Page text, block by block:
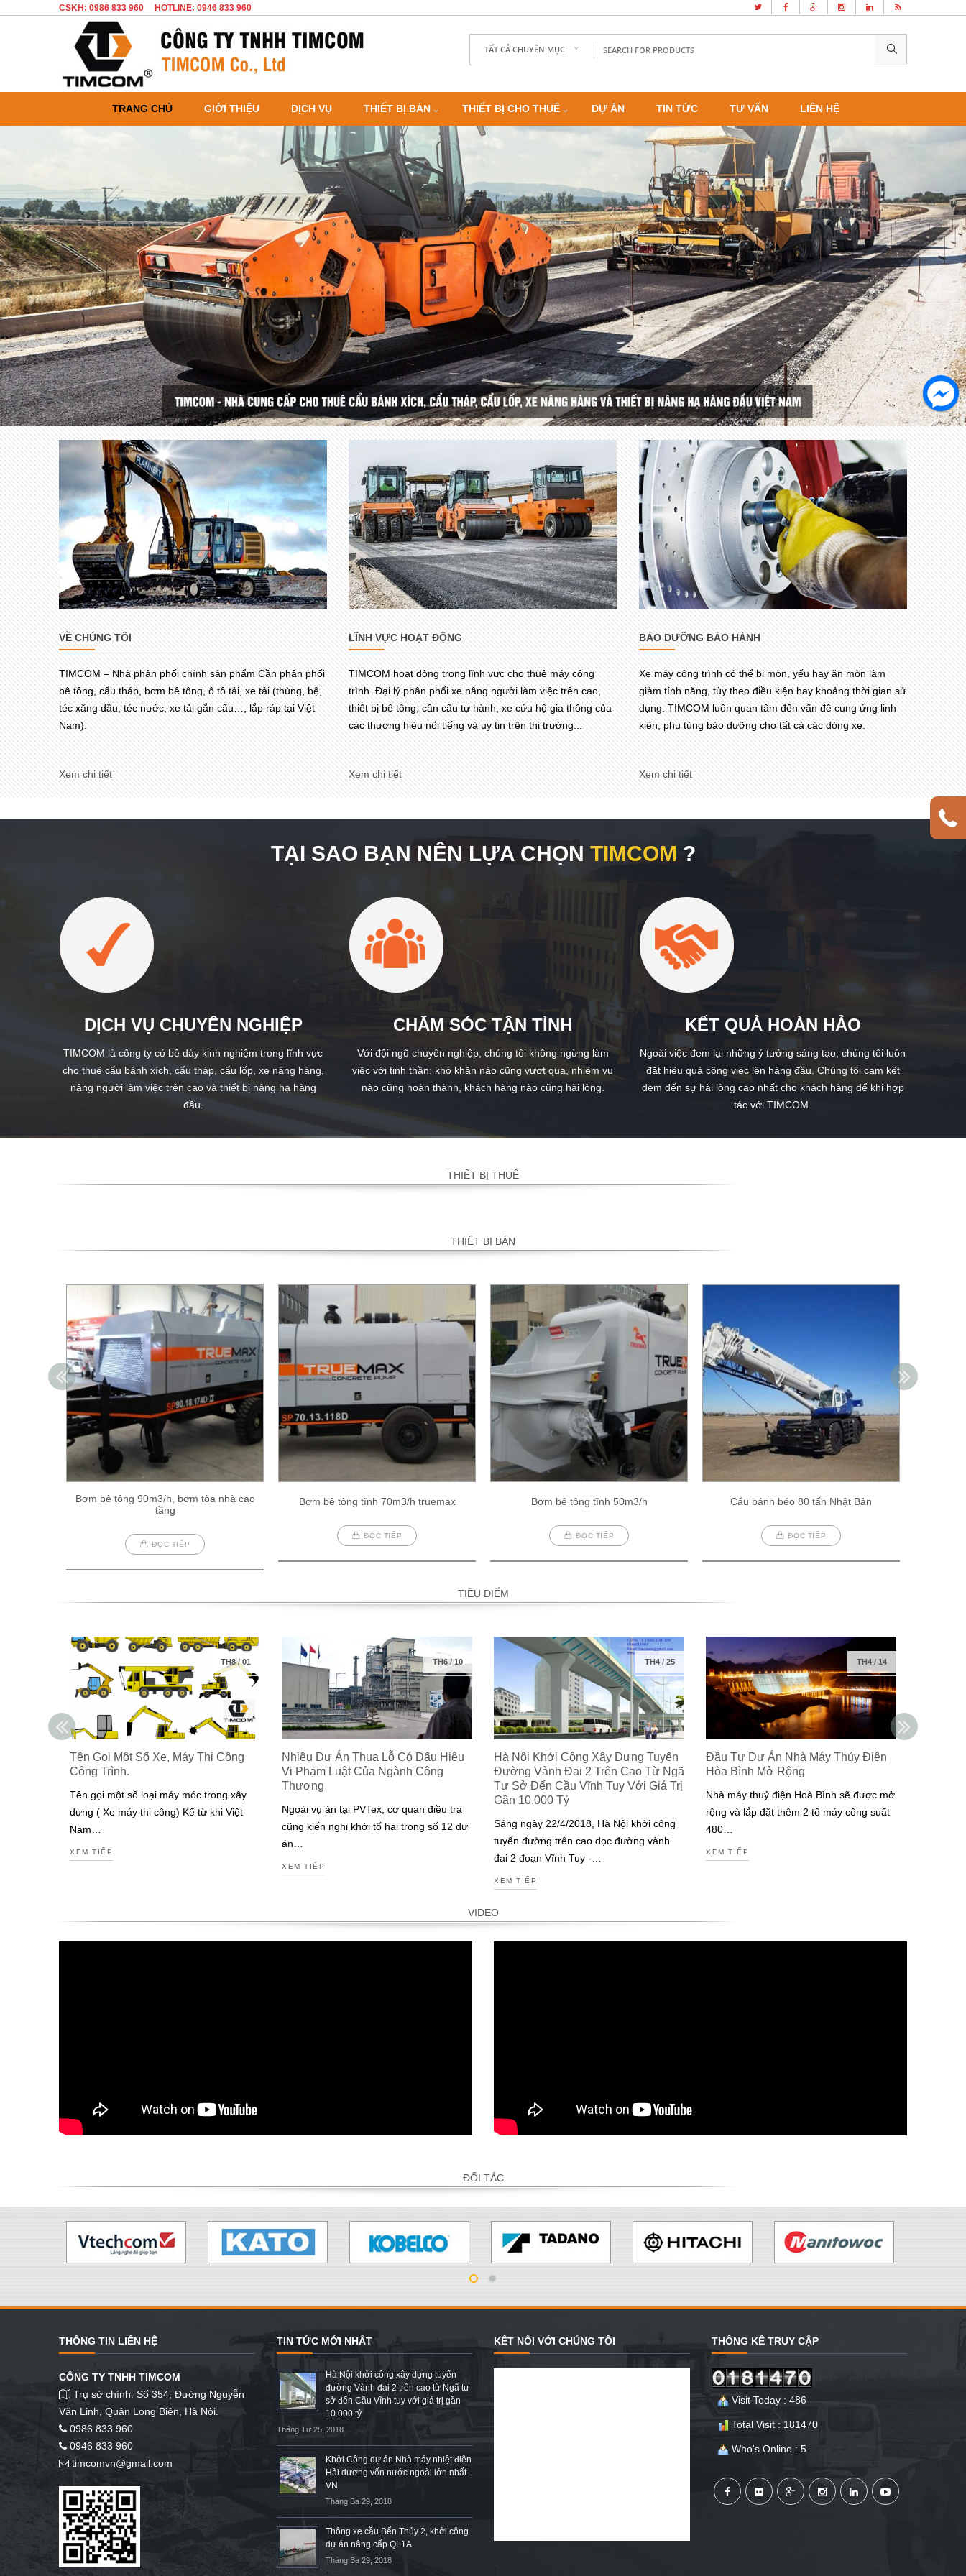
CSKH: 0986 833 960 HOTLINE: 0946 833 960
TẤT CẢ CHUYÊN MỤC
TRANG CHỦ GIỚI THIỆU DỊCH VỤ THIẾT BỊ BÁN THIẾT BỊ CHO THUÊ DỰ ÁN TIN TỨC TƯ VẤN LIÊN HỆ
VỀ CHÚNG TÔI
TIMCOM – Nhà phân phối chính sản phẩm Cần phân phối
bê tông, cẩu tháp, bơm bê tông, ô tô tải, xe tải (thùng, bệ,
téc xăng dầu, téc nước, xe tải gắn cẩu…, lắp ráp tại Việt
Nam).
Xem chi tiết
LĨNH VỰC HOẠT ĐỘNG
TIMCOM hoạt động trong lĩnh vực cho thuê máy công
trình. Đại lý phân phối xe nâng người làm việc trên cao,
thiết bị bê tông, cần cẩu tự hành, xe cứu hộ gia thông của
các thương hiệu nổi tiếng và uy tin trên thị trường...
Xem chi tiết
BẢO DƯỠNG BẢO HÀNH
Xe máy công trình có thể bị mòn, yếu hay ăn mòn làm
giảm tính năng, tùy theo điều kiện hay khoảng thời gian sử
dụng. TIMCOM luôn quan tâm đến vấn đề cung ứng linh
kiện, phụ tùng bảo dưỡng cho tất cả các dòng xe.
Xem chi tiết
TẠI SAO BẠN NÊN LỰA CHỌN TIMCOM ?
DỊCH VỤ CHUYÊN NGHIỆP
TIMCOM là công ty có bề dày kinh nghiệm trong lĩnh vực
cho thuê cẩu bánh xích, cẩu tháp, cẩu lốp, xe nâng hàng,
nâng người làm việc trên cao và thiết bị nâng hạ hàng
đầu.
CHĂM SÓC TẬN TÌNH
Với đội ngũ chuyên nghiệp, chúng tôi không ngừng làm
việc với tinh thần: khó khăn nào cũng vượt qua, nhiệm vụ
nào cũng hoàn thành, khách hàng nào cũng hài lòng.
KẾT QUẢ HOÀN HẢO
Ngoài việc đem lại những ý tưởng sáng tạo, chúng tôi luôn
đặt hiệu quả công việc lên hàng đầu. Chúng tôi cam kết
đem đến sự hài lòng cao nhất cho khách hàng để khi hợp
tác với TIMCOM.
THIẾT BỊ THUÊ
THIẾT BỊ BÁN
Bơm bê tông 90m3/h, bơm tòa nhà cao
tầng
ĐỌC TIẾP
Bơm bê tông tĩnh 70m3/h truemax
ĐỌC TIẾP
Bơm bê tông tĩnh 50m3/h
ĐỌC TIẾP
Cẩu bánh béo 80 tấn Nhật Bản
ĐỌC TIẾP
TIÊU ĐIỂM
TH8/01
Tên Gọi Một Số Xe, Máy Thi Công
Công Trình.
Tên gọi một số loại máy móc trong xây
dựng ( Xe máy thi công) Kể từ khi Việt
Nam…
XEM TIẾP
TH6/10
Nhiều Dự Án Thua Lỗ Có Dấu Hiệu
Vi Phạm Luật Của Ngành Công
Thương
Ngoài vụ án tại PVTex, cơ quan điều tra
cũng kiến nghị khởi tố hai trong số 12 dự
án…
XEM TIẾP
TH4 / 25
Hà Nội Khởi Công Xây Dựng Tuyến
Đường Vành Đai 2 Trên Cao Từ Ngã
Tư Sở Đến Cầu Vĩnh Tuy Với Giá Trị
Gần 10.000 Tỷ
Sáng ngày 22/4/2018, Hà Nội khởi công
tuyến đường trên cao dọc đường vành
đai 2 đoạn Vĩnh Tuy -…
XEM TIẾP
TH4 / 14
Đầu Tư Dự Án Nhà Máy Thủy Điện
Hòa Bình Mở Rộng
Nhà máy thuỷ điện Hoà Bình sẽ được mở
rộng và lắp đặt thêm 2 tổ máy công suất
480…
XEM TIẾP
VIDEO
ĐỐI TÁC
THÔNG TIN LIÊN HỆ
CÔNG TY TNHH TIMCOM
Trụ sở chính: Số 354, Đường Nguyễn
Văn Linh, Quận Long Biên, Hà Nội.
0986 833 960
0946 833 960
timcomvn@gmail.com
TIN TỨC MỚI NHẤT
Hà Nội khởi công xây dựng tuyến
đường Vành đai 2 trên cao từ Ngã tư
sở đến Cầu Vĩnh tuy với giá trị gần
10.000 tỷ
Tháng Tư 25, 2018
Khởi Công dự án Nhà máy nhiệt điện
Hải dương vốn nước ngoài lớn nhất
VN
Tháng Ba 29, 2018
Thông xe cầu Bến Thủy 2, khởi công
dự án nâng cấp QL1A
Tháng Ba 29, 2018
KẾT NỐI VỚI CHÚNG TÔI THỐNG KÊ TRUY CẬP
Visit Today : 486
Total Visit : 181470
Who's Online : 5